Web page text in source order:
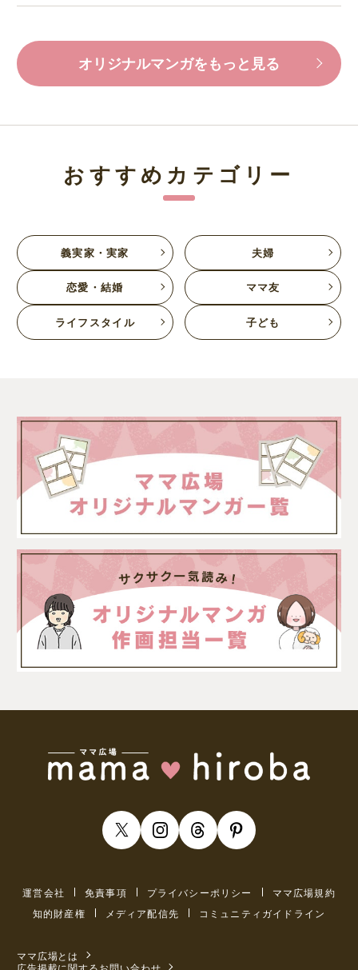
オリジナルマンガをもっと見る
おすすめカテゴリー
義実家・実家 夫婦
恋愛・結婚 ママ友
ライフスタイル 子ども
運営会社 免責事項 プライバシーポリシー
ママ広場規約
知的財産権
メディア配信先 コミュニティガイドライン
ママ広場とは
広告掲載に関するお問い合わせ